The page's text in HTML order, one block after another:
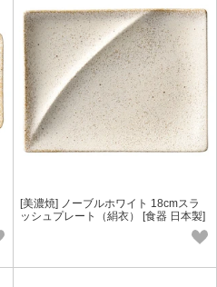
[美濃焼] ノーブルホワイト 18cmスラ
ッシュプレート（絹衣） [食器 日本製]